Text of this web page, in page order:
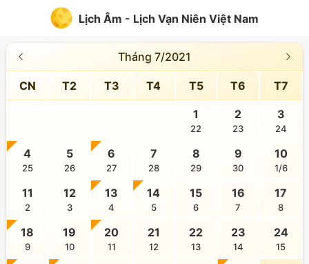
Lịch Âm - Lịch Vạn Niên Việt Nam
Tháng 7/2021
CN T2 T3 T4 T5 T6 T7
1
22
2
23
3
24
4
25
5
26
6
27
7
28
8
29
9
30
10
1/6
11
2
12
3
13
4
14
5
15
6
16
7
17
8
18
9
19
10
20
11
21
12
22
13
23
14
24
15